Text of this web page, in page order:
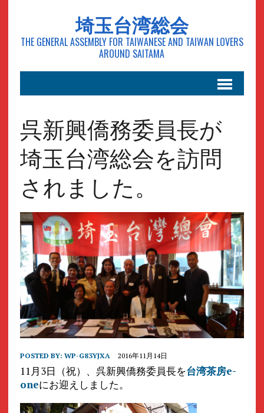
埼玉台湾総会
THE GENERAL ASSEMBLY FOR TAIWANESE AND TAIWAN LOVERS
AROUND SAITAMA
呉新興僑務委員長が
埼玉台湾総会を訪問
されました。
POSTED BY: WP-G83YJXA 2016年11月14日
11月3日（祝）、呉新興僑務委員長を台湾茶房e-
oneにお迎えしました。